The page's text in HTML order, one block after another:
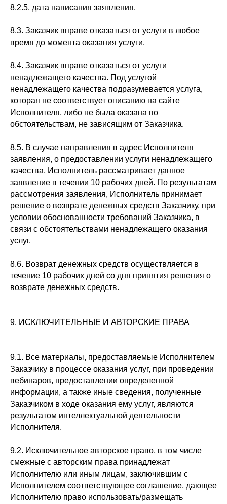
8.2.5. дата написания заявления.
8.3. Заказчик вправе отказаться от услуги в любое
время до момента оказания услуги.
8.4. Заказчик вправе отказаться от услуги
ненадлежащего качества. Под услугой
ненадлежащего качества подразумевается услуга,
которая не соответствует описанию на сайте
Исполнителя, либо не была оказана по
обстоятельствам, не зависящим от Заказчика.
8.5. В случае направления в адрес Исполнителя
заявления, о предоставлении услуги ненадлежащего
качества, Исполнитель рассматривает данное
заявление в течении 10 рабочих дней. По результатам
рассмотрения заявления, Исполнитель принимает
решение о возврате денежных средств Заказчику, при
условии обоснованности требований Заказчика, в
связи с обстоятельствами ненадлежащего оказания
услуг.
8.6. Возврат денежных средств осуществляется в
течение 10 рабочих дней со дня принятия решения о
возврате денежных средств.
9. ИСКЛЮЧИТЕЛЬНЫЕ И АВТОРСКИЕ ПРАВА
9.1. Все материалы, предоставляемые Исполнителем
Заказчику в процессе оказания услуг, при проведении
вебинаров, предоставлении определенной
информации, а также иные сведения, полученные
Заказчиком в ходе оказания ему услуг, являются
результатом интеллектуальной деятельности
Исполнителя.
9.2. Исключительное авторское право, в том числе
смежные с авторским права принадлежат
Исполнителю или иным лицам, заключившим с
Исполнителем соответствующее соглашение, дающее
Исполнителю право использовать/размещать